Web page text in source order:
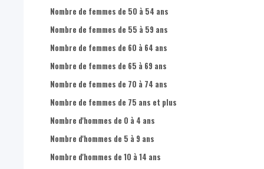
Nombre de femmes de 50 à 54 ans
Nombre de femmes de 55 à 59 ans
Nombre de femmes de 60 à 64 ans
Nombre de femmes de 65 à 69 ans
Nombre de femmes de 70 à 74 ans
Nombre de femmes de 75 ans et plus
Nombre d'hommes de 0 à 4 ans
Nombre d'hommes de 5 à 9 ans
Nombre d'hommes de 10 à 14 ans